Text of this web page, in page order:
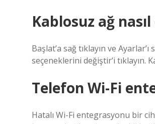
Kablosuz ağ
Başlat’a sağ tıklayın ve
seçeneklerini değiştir’i tıklayın.
Telefon Wi-Fi
Hatalı Wi-Fi entegrasyonu bir